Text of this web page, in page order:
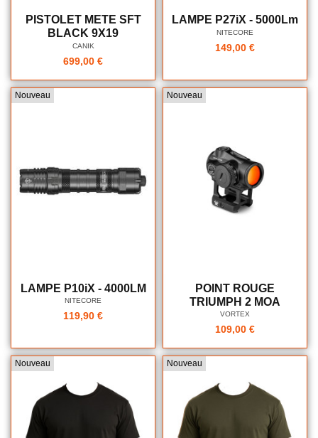
PISTOLET METE SFT
BLACK 9X19
CANIK
699,00 €
LAMPE P27iX - 5000Lm
NITECORE
149,00 €
Nouveau
LAMPE P10iX - 4000LM
NITECORE
119,90 €
Nouveau
POINT ROUGE
TRIUMPH 2 MOA
VORTEX
109,00 €
Nouveau Nouveau